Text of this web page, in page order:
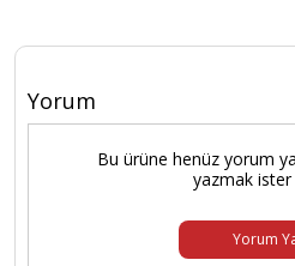
Yorum
Bu ürüne henüz yorum
yazmak ister
Yorum